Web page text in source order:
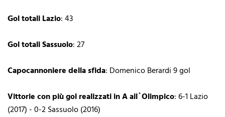
Gol totali Lazio: 43
Gol totali Sassuolo: 27
Capocannoniere della sfida: Domenico Berardi 9 gol
Vittorie con più gol realizzati in A all`Olimpico: 6-1 Lazio
(2017) - 0-2 Sassuolo (2016)